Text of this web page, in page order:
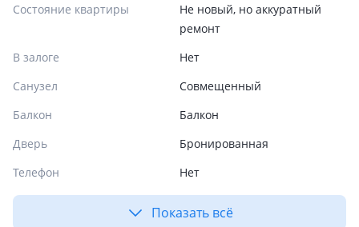
Состояние квартиры
Не новый, но аккуратный
ремонт
В залоге
Нет
Санузел
Совмещенный
Балкон
Балкон
Дверь
Бронированная
Телефон
Нет
Показать всё